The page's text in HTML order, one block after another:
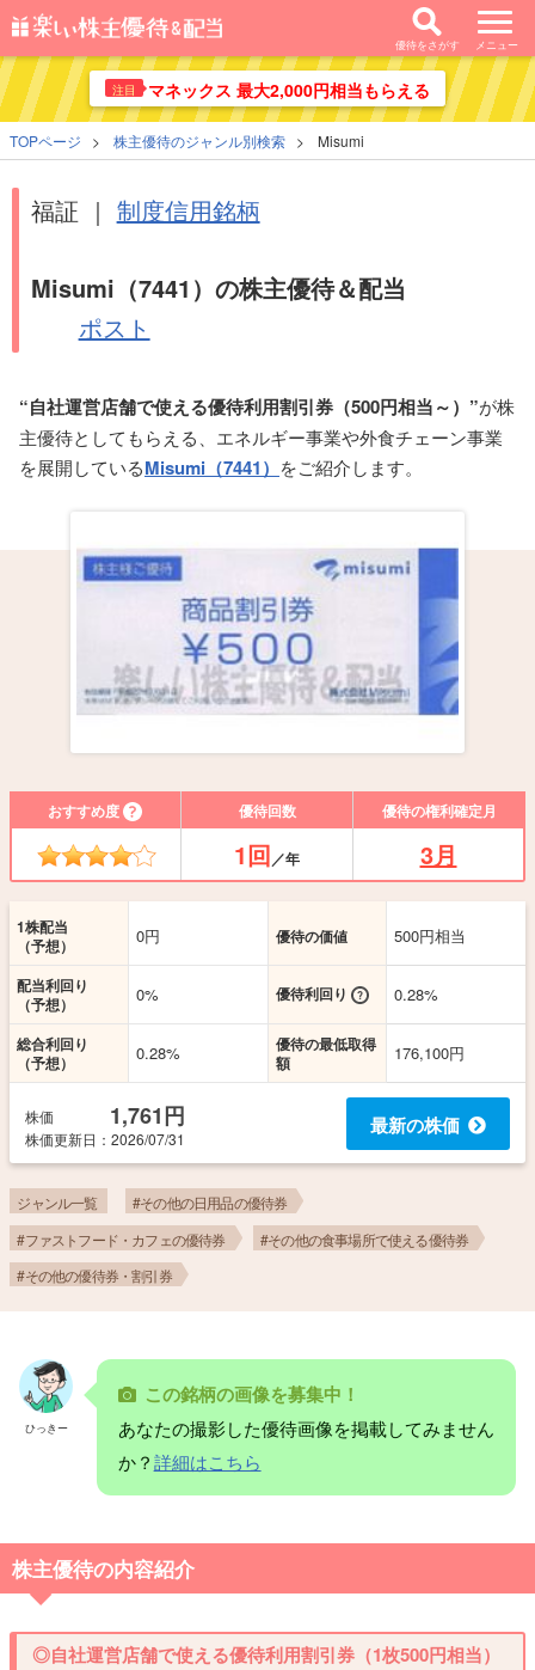
優待をさがす メニュー
注目 マネックス 最大2,000円相当もらえる
TOPページ 株主優待のジャンル別検索 Misumi
福証 ｜ 制度信用銘柄
Misumi（7441）の株主優待＆配当
ポスト
“自社運営店舗で使える優待利用割引券（500円相当～）”が株
主優待としてもらえる、エネルギー事業や外食チェーン事業
を展開しているMisumi（7441） をご紹介します。
おすすめ度 優待回数 優待の権利確定月
1回／年 3月
1株配当
（予想）
0円 優待の価値 500円相当
配当利回り
（予想）
0% 優待利回り 0.28%
総合利回り
（予想）
0.28%
優待の最低取得
額
176,100円
株価 1,761円
株価更新日 ：2026/07/31
最新の株価
ジャンル一覧
#その他の日用品の優待券
#ファストフード・カフェの優待券
#その他の食事場所で使える優待券
#その他の優待券・割引券
ひっきー
この銘柄の画像を募集中！
あなたの撮影した優待画像を掲載してみません
か？詳細はこちら
株主優待の内容紹介
◎自社運営店舗で使える優待利用割引券（1枚500円相当）